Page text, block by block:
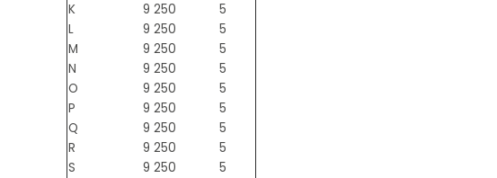
K
9 250
5
L
9 250
5
M
9 250
5
N
9 250
5
O
9 250
5
P
9 250
5
Q
9 250
5
R
9 250
5
S
9 250
5